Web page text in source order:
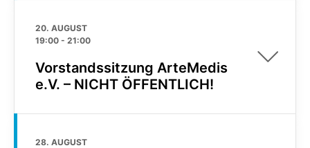
20. AUGUST
19:00 - 21:00
Vorstandssitzung ArteMedis
e.V. – NICHT ÖFFENTLICH!
28. AUGUST